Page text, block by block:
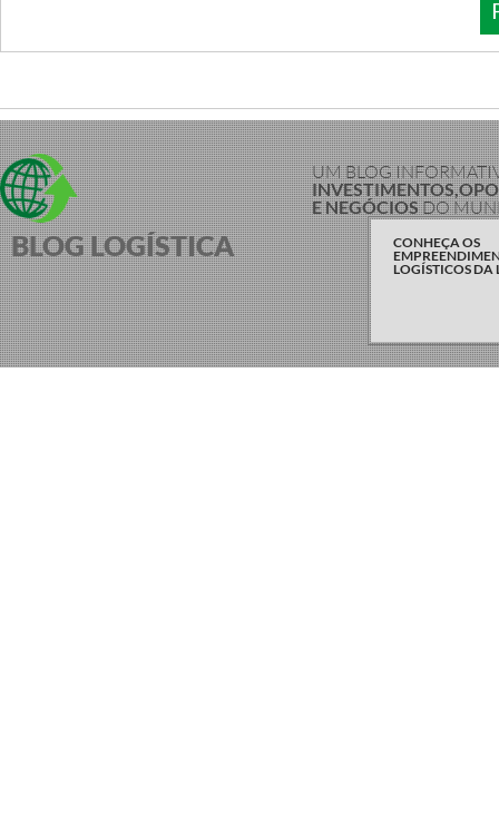
BLOG LOGÍSTICA
UM BLOG
E NEGÓCIOSDO
CONHEÇA OS
LOGÍSTICOS DA